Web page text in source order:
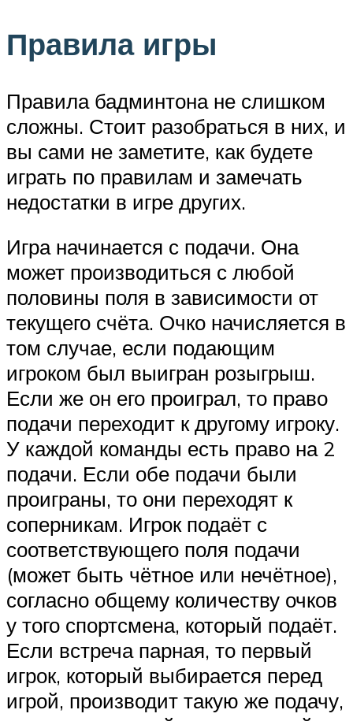
Правила игры
Правила бадминтона не слишком
сложны. Стоит разобраться в них, и
вы сами не заметите, как будете
играть по правилам и замечать
недостатки в игре других.
Игра начинается с подачи. Она
может производиться с любой
половины поля в зависимости от
текущего счёта. Очко начисляется в
том случае, если подающим
игроком был выигран розыгрыш.
Если же он его проиграл, то право
подачи переходит к другому игроку.
У каждой команды есть право на 2
подачи. Если обе подачи были
проиграны, то они переходят к
соперникам. Игрок подаёт с
соответствующего поля подачи
(может быть чётное или нечётное),
согласно общему количеству очков
у того спортсмена, который подаёт.
Если встреча парная, то первый
игрок, который выбирается перед
игрой, производит такую же подачу,